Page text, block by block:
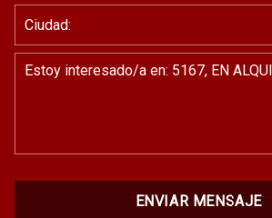
ENVIAR MENSAJE